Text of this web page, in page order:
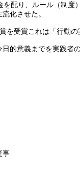
配り、ルール（制
化させた。
受賞これは「行動
的意義までを実践者
事